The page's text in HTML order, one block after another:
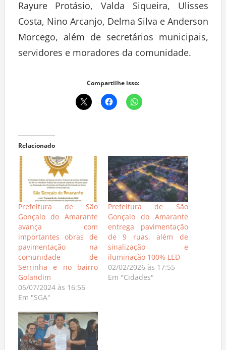
Rayure Protásio, Valda Siqueira, Ulisses
Costa, Nino Arcanjo, Delma Silva e Anderson
Morcego, além de secretários municipais,
servidores e moradores da comunidade.
Compartilhe isso:
Relacionado
Prefeitura de São
Gonçalo do Amarante
avança com
importantes obras de
pavimentação na
comunidade de
Serrinha e no bairro
Golandim
05/07/2024 às 16:56
Em "SGA"
Prefeitura de São
Gonçalo do Amarante
entrega pavimentação
de 9 ruas, além de
sinalização e
iluminação 100% LED
02/02/2026 às 17:55
Em "Cidades"